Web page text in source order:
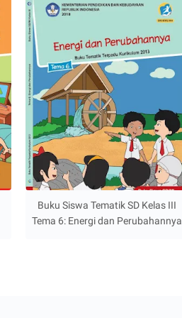
Buku Siswa Tematik SD Kelas III
Tema 6: Energi dan Perubahannya